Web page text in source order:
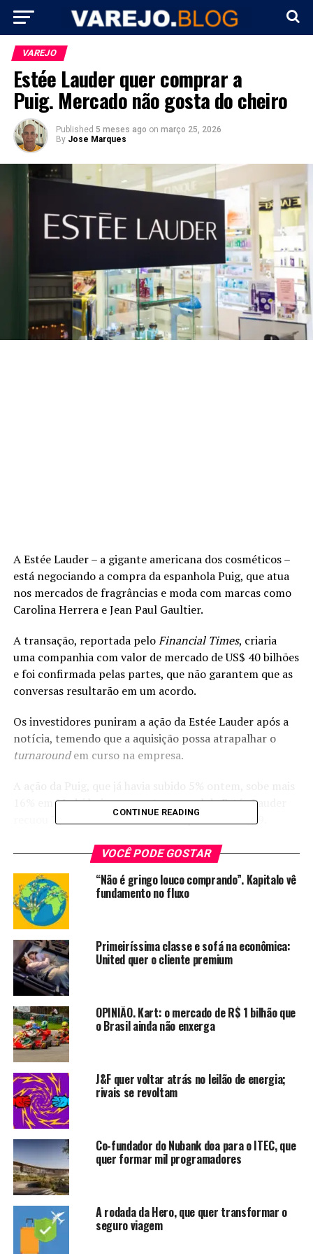
VAREJO
Estée Lauder quer comprar a
Puig. Mercado não gosta do cheiro
Published 5 meses ago on março 25, 2026
By Jose Marques
A Estée Lauder – a gigante americana dos cosméticos –
está negociando a compra da espanhola Puig, que atua
nos mercados de fragrâncias e moda com marcas como
Carolina Herrera e Jean Paul Gaultier.
A transação, reportada peloFinancial Times, criaria
uma companhia com valor de mercado de US$ 40 bilhões
e foi confirmada pelas partes, que não garantem que as
conversas resultarão em um acordo.
Os investidores puniram a ação da Estée Lauder após a
notícia, temendo que a aquisição possa atrapalhar o
turnaroundem curso na empresa.
A ação da Puig, que já havia subido 5% ontem, sobe mais
16% em Madri hoje, enquanto o papel da Estée Lauder
recuou 7,7% em Nova York ontem para US$ 79,29.
Com uma posição de liderança no setor de cosméticos
junto com a L’Oréal e uma forte presença no segmento
de luxo, a Estée Lauder tenta superar uma crise que se
arrasta pelo menos desde 2021.
Com receitas e participação de mercado em queda, a
empresa havia finalmente decidido apostar nas vendas
online e em produtos mais econômicos desde que
Stéphane de La Faverie assumiu como CEO em janeiro do
ano passado, em busca de uma nova geração de
consumidores.
Agora, com a possível compra da Puig, a companhia
controlada por William Lauder, um dos netos de Estée,
parece ter mudado de estratégia novamente – e
assustou o mercado.
Ainda que a combinação de negócios possa resultar na
incorporação de marcas icônicas como Nina Ricci e
Rabanne ao portfólio de perfumes da gigante
americana, ajudando na briga por
analistas entendem que a operação não vem em boa
“A Estée Lauder está nos estágios iniciais de uma
CONTINUE READING
VOCÊ PODE GOSTAR
“Não é gringo louco comprando”. Kapitalo vê
fundamento no fluxo
Primeiríssima classe e sofá na econômica:
United quer o cliente premium
OPINIÃO. Kart: o mercado de R$ 1 bilhão que
o Brasil ainda não enxerga
J&F quer voltar atrás no leilão de energia;
rivais se revoltam
Co-fundador do Nubank doa para o ITEC, que
quer formar mil programadores
A rodada da Hero, que quer transformar o
seguro viagem